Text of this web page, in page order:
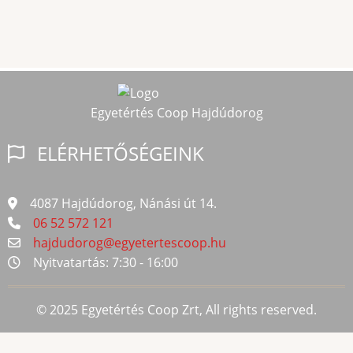
Egyetértés Coop Hajdúdorog
ELÉRHETŐSÉGEINK
4087 Hajdúdorog, Nánási út 14.
06 52 572 121
hajdudorog@egyetertescoop.hu
Nyitvatartás: 7:30 - 16:00
© 2025 Egyetértés Coop Zrt, All rights reserved.